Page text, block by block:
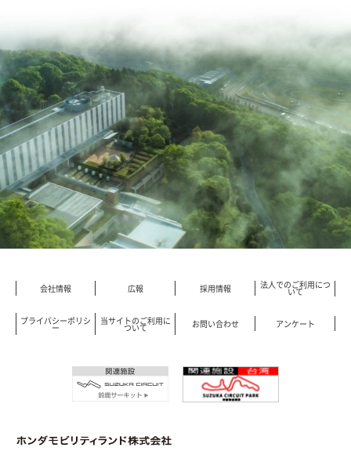
会社情報 広報 採用情報 法人でのご利用につ
いて
プライバシーポリシ
ー
当サイトのご利用に
ついて お問い合わせ アンケート